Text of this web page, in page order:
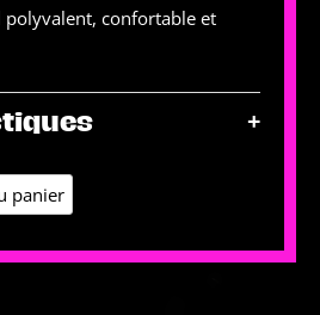
polyvalent, confortable et
+
panier